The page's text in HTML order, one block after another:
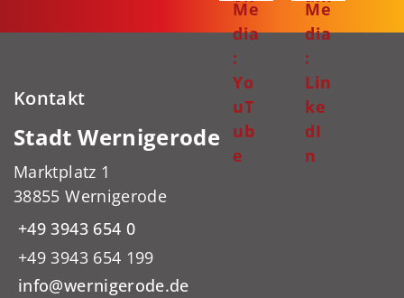
Me
dia
:
Yo
uT
ub
e
Me
dia
:
Lin
ke
dI
n
Kontakt
Stadt Wernigerode
Marktplatz 1
38855 Wernigerode
+49 3943 654 0
+49 3943 654 199
info@wernigerode.de